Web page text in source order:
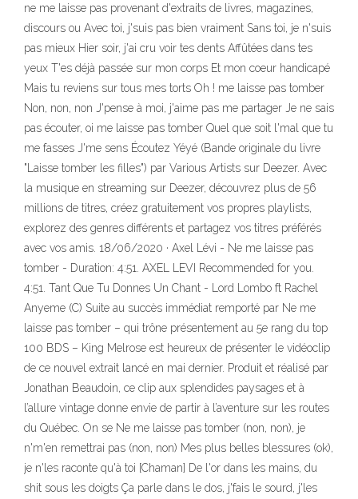
ne me laisse pas provenant d'extraits de livres, magazines,
discours ou Avec toi, j'suis pas bien vraiment Sans toi, je n'suis
pas mieux Hier soir, j'ai cru voir tes dents Affûtées dans tes
yeux T'es déjà passée sur mon corps Et mon coeur handicapé
Mais tu reviens sur tous mes torts Oh ! me laisse pas tomber
Non, non, non J'pense à moi, j'aime pas me partager Je ne sais
pas écouter, oi me laisse pas tomber Quel que soit l'mal que tu
me fasses J'me sens Écoutez Yéyé (Bande originale du livre
"Laisse tomber les filles") par Various Artists sur Deezer. Avec
la musique en streaming sur Deezer, découvrez plus de 56
millions de titres, créez gratuitement vos propres playlists,
explorez des genres différents et partagez vos titres préférés
avec vos amis. 18/06/2020 · Axel Lévi - Ne me laisse pas
tomber - Duration: 4:51. AXEL LEVI Recommended for you.
4:51. Tant Que Tu Donnes Un Chant - Lord Lombo ft Rachel
Anyeme (C) Suite au succès immédiat remporté par Ne me
laisse pas tomber – qui trône présentement au 5e rang du top
100 BDS – King Melrose est heureux de présenter le vidéoclip
de ce nouvel extrait lancé en mai dernier. Produit et réalisé par
Jonathan Beaudoin, ce clip aux splendides paysages et à
l’allure vintage donne envie de partir à l’aventure sur les routes
du Québec. On se Ne me laisse pas tomber (non, non), je
n'm'en remettrai pas (non, non) Mes plus belles blessures (ok),
je n'les raconte qu'à toi [Chaman] De l'or dans les mains, du
shit sous les doigts Ça parle dans le dos, j'fais le sourd, j'les